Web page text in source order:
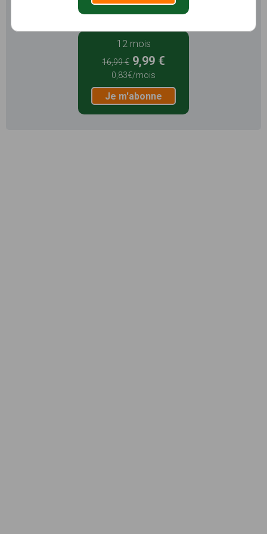
Je m'abonne
12 mois
16,99 € 9,99 €
0,83€/mois
Je m'abonne